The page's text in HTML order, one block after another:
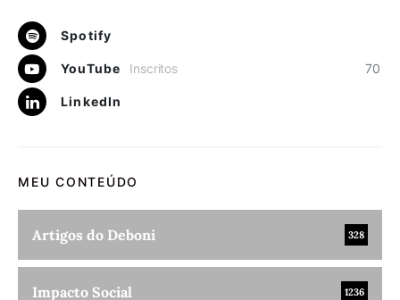
Spotify
YouTube 70
Inscritos
LinkedIn
MEU CONTEÚDO
Artigos do Deboni 328
Impacto Social 1236